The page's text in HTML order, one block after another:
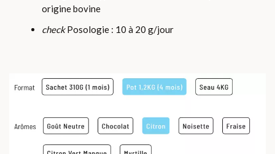
origine bovine
checkPosologie : 10 à 20 g/jour